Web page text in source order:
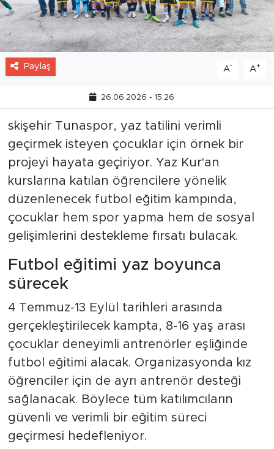
Paylaş A- A+
26.06.2026 - 15:26
skişehir Tunaspor, yaz tatilini verimli
geçirmek isteyen çocuklar için örnek bir
projeyi hayata geçiriyor. Yaz Kur'an
kurslarına katılan öğrencilere yönelik
düzenlenecek futbol eğitim kampında,
çocuklar hem spor yapma hem de sosyal
gelişimlerini destekleme fırsatı bulacak.
Futbol eğitimi yaz boyunca
sürecek
4 Temmuz-13 Eylül tarihleri arasında
gerçekleştirilecek kampta, 8-16 yaş arası
çocuklar deneyimli antrenörler eşliğinde
futbol eğitimi alacak. Organizasyonda kız
öğrenciler için de ayrı antrenör desteği
sağlanacak. Böylece tüm katılımcıların
güvenli ve verimli bir eğitim süreci
geçirmesi hedefleniyor.